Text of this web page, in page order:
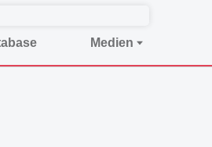
Medien